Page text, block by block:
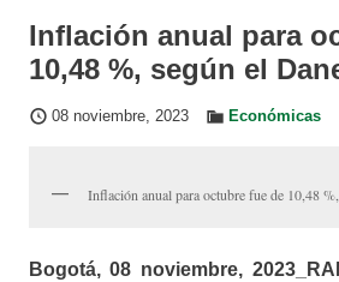
Inflación anual para
10,48 %, según el
08 noviembre, 2023 Económicas
Inflación anual para octubre fue de 10,48
Bogotá, 08 noviembre,